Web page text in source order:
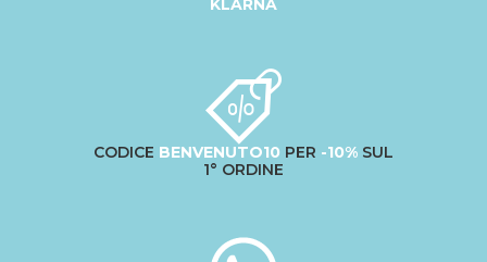
KLARNA
CODICE BENVENUTO10 PER -10% SUL
1° ORDINE